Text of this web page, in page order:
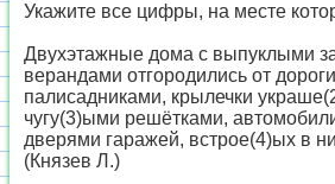
Укажите все цифры, на месте
Двухэтажные дома с выпуклыми
верандами отгородились от
палисадниками, крылечки
чугу(3)ыми решётками,
дверями гаражей, встрое(4)ых в
(Князев Л.)